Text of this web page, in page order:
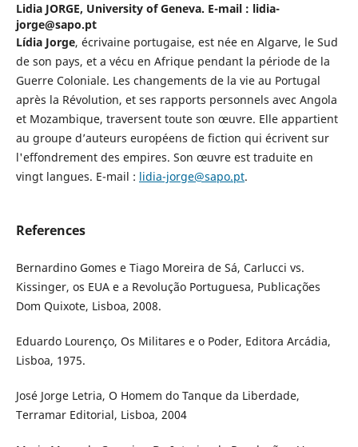
Lidia JORGE, University of Geneva. E-mail : lidia-
jorge@sapo.pt
Lídia Jorge, écrivaine portugaise, est née en Algarve, le Sud
de son pays, et a vécu en Afrique pendant la période de la
Guerre Coloniale. Les changements de la vie au Portugal
après la Révolution, et ses rapports personnels avec Angola
et Mozambique, traversent toute son œuvre. Elle appartient
au groupe d’auteurs européens de fiction qui écrivent sur
l'effondrement des empires. Son œuvre est traduite en
vingt langues. E-mail : lidia-jorge@sapo.pt.
References
Bernardino Gomes e Tiago Moreira de Sá, Carlucci vs.
Kissinger, os EUA e a Revolução Portuguesa, Publicações
Dom Quixote, Lisboa, 2008.
Eduardo Lourenço, Os Militares e o Poder, Editora Arcádia,
Lisboa, 1975.
José Jorge Letria, O Homem do Tanque da Liberdade,
Terramar Editorial, Lisboa, 2004